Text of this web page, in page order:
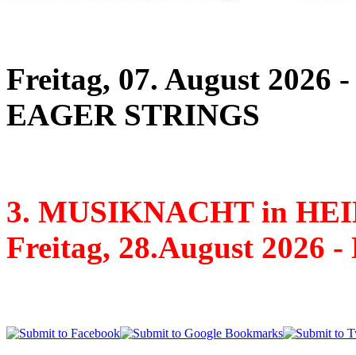
Freitag, 07. August 2026
EAGER STRINGS
3. MUSIKNACHT in
Freitag, 28.August 2026